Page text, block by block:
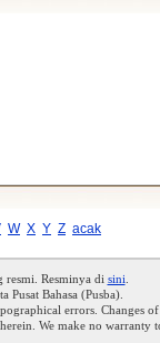
W X Y Z acak
resmi. Resminya di sini
Pusat Bahasa (Pusba).
errors. Changes of
We make no warranty